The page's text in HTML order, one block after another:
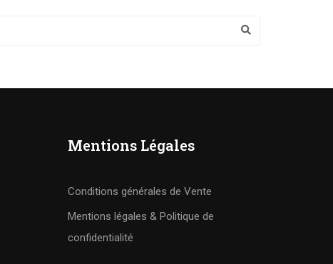
Mentions Légales
Conditions générales de Vente
Mentions légales & Politique de
confidentialité